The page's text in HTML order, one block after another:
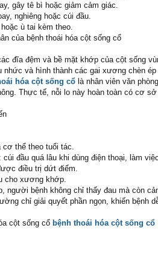
gây tê bì hoặc giảm cảm giác.
nghiêng hoặc cúi đầu.
ù tai kèm theo.
của bệnh thoái hóa cột sống cổ
đĩa đệm và bề mặt khớp của cột sống
nhức và hình thành các gai xương chèn
hóa cột sống cổ là nhân viên văn
Thực tế, nỗi lo này hoàn toàn có cơ
cơ thể theo tuổi tác.
đầu quá lâu khi dùng điện thoại, làm
điều trị dứt điểm.
cho xương khớp.
người bệnh không chỉ thấy đau mà còn
chỉ giải quyết phần ngọn, khiến
cột sống cổ bệnh thoái hóa cột sống cổ